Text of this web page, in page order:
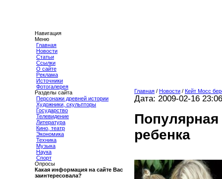
Навигация
Меню
Главная
Новости
Статьи
Ссылки
О сайте
Реклама
Источники
Фотогалерея
Разделы сайта
Персонажи древней истории
Художники, скульпторы
Государство
Телевидение
Литература
Кино, театр
Экономика
Техника
Музыка
Наука
Спорт
Опросы
Какая информация на сайте Вас
заинтересовала?
Главная / Новости / Кейт Мосс
Дата: 2009-02-16 23:06
ребенка